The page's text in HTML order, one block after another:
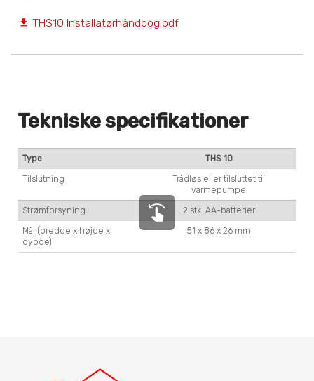
file_download THS10 Installatørhåndbog.pdf
swipe_left
Tekniske specifikationer
Type THS 10
Tilslutning
Trådløs eller tilsluttet til
varmepumpe
Strømforsyning 2 stk. AA-batterier
Mål (bredde x højde x
dybde)
51 x 86 x 26 mm